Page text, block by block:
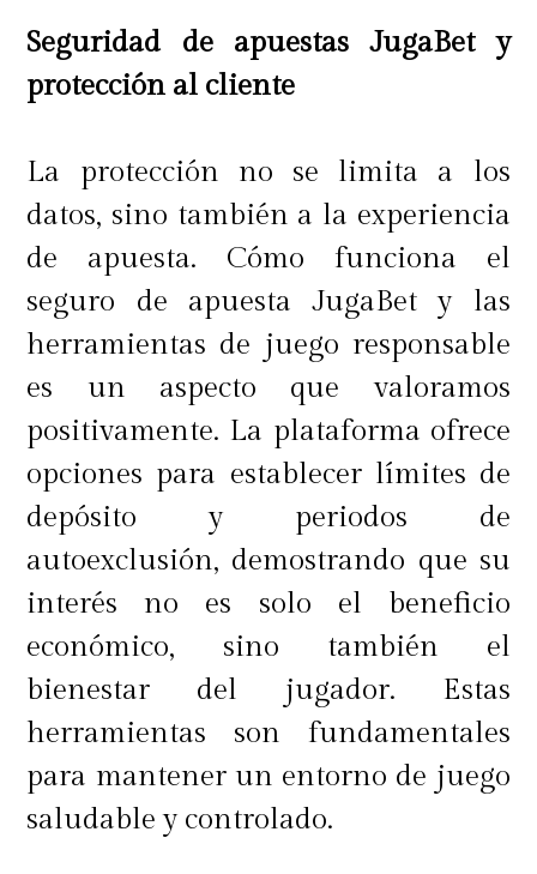
Ahorrar de manera inteligente
implica planificar compras,
descuentos, y priorizar la calidad a
largo plazo para evitar gastos
futuros en reparaciones o
reemplazos.
¿Cómo ahorrar dinero en 4
métodos?
Otros métodos para ahorrar dinero
incluyen crear un presupuesto,
eliminar gastos innecesarios, buscar
ofertas y promociones, y optar por
productos reacondicionados o de
segunda mano.
Seguridad de apuestas JugaBet y
protección al cliente
La protección no se limita a los
datos, sino también a la experiencia
de apuesta. Cómo funciona el
seguro de apuesta JugaBet y las
herramientas de juego responsable
es un aspecto que valoramos
positivamente. La plataforma ofrece
opciones para establecer límites de
depósito y periodos de
autoexclusión, demostrando que su
interés no es solo el beneficio
económico, sino también el
bienestar del jugador. Estas
herramientas son fundamentales
para mantener un entorno de juego
saludable y controlado.